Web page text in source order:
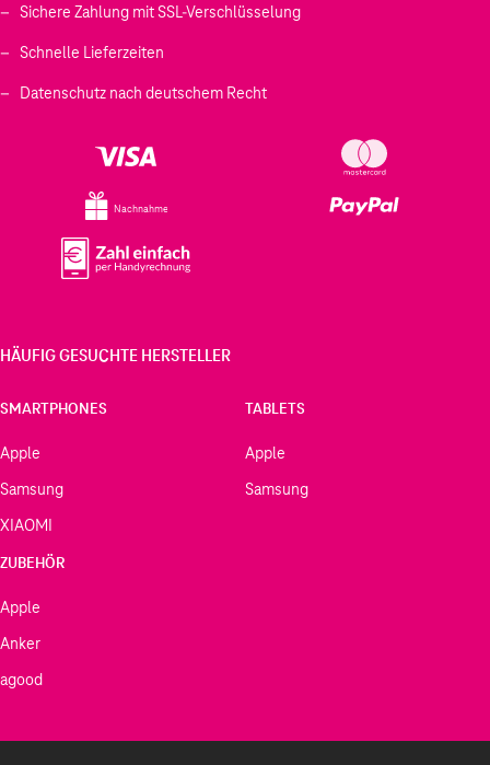
Sichere Zahlung mit SSL-Verschlüsselung
Schnelle Lieferzeiten
Datenschutz nach deutschem Recht
Nachnahme
HÄUFIG GESUCHTE HERSTELLER
SMARTPHONES
Apple
Samsung
XIAOMI
TABLETS
Apple
Samsung
ZUBEHÖR
Apple
Anker
agood